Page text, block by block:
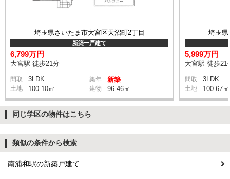
埼玉県さいたま市大宮区天沼町2丁目
新築一戸建て
6,799万円
大宮駅 徒歩21分
間取 3LDK 築年 新築
土地 100.10㎡ 建物 96.46㎡
埼玉県
5,999万円
大宮駅 徒歩21
間取 3LDK
土地 100.67㎡
同じ学区の物件はこちら
類似の条件から検索
南浦和駅の新築戸建て